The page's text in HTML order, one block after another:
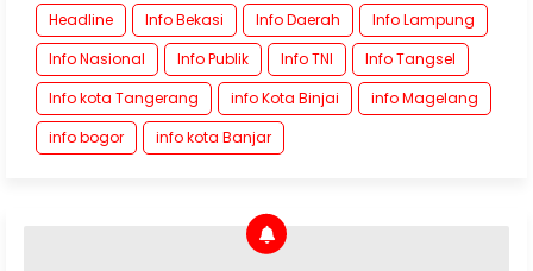
Headline
Info Bekasi Info Daerah
Info Lampung
Info Nasional
Info Publik Info TNI
Info Tangsel
Info kota Tangerang
info Kota Binjai
info Magelang
info bogor
info kota Banjar